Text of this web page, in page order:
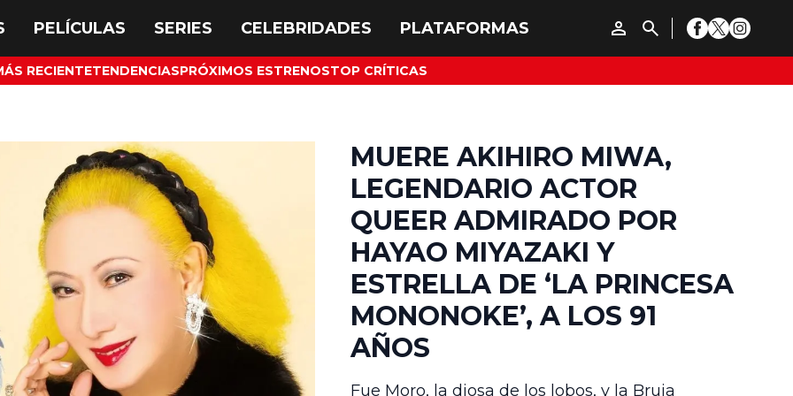
RECIENTETENDENCIASPRÓXIMOS ESTRENOSTOP CRÍTICAS
MUERE AKIHIRO MIWA,
LEGENDARIO ACTOR
QUEER ADMIRADO POR
HAYAO MIYAZAKI Y
ESTRELLA DE ‘LA PRINCESA
MONONOKE’, A LOS 91
AÑOS
Fue Moro, la diosa de los lobos, y la Bruja